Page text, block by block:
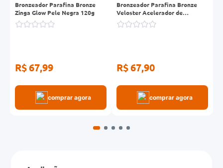
Bronzeador Parafina Bronze
Zinga Glow Pele Negra 120g
R$ 67,99
comprar agora
Bronzeador Parafina Bronze
Veloster Acelerador de
Bronzeado 120g
R$ 67,90
comprar agora